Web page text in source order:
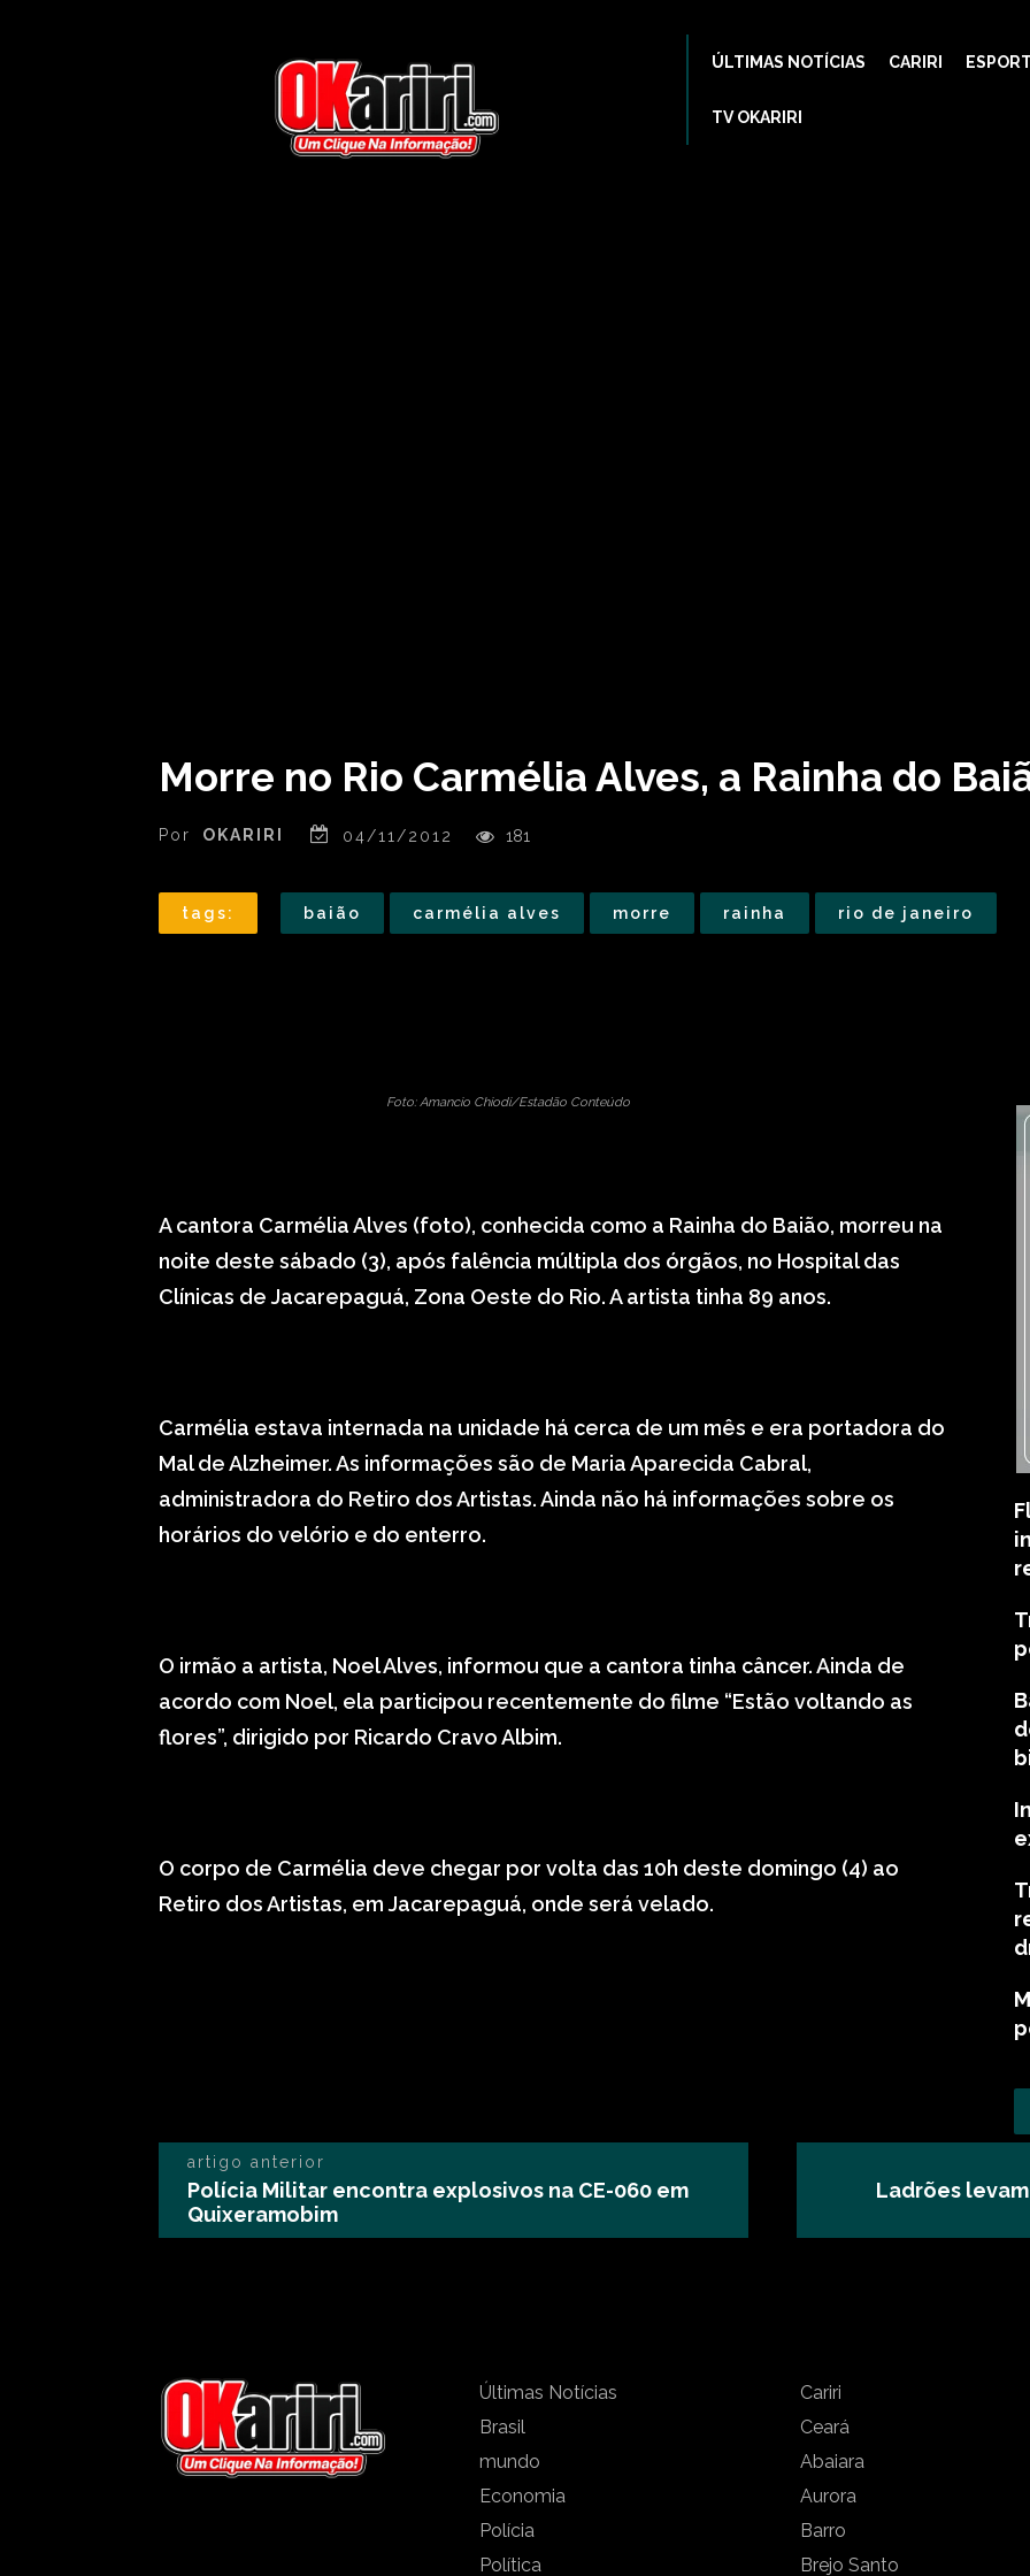
ÚLTIMAS NOTÍCIAS CARIRI
TV OKARIRI
Morre no Rio Carmélia Alves, a Rainha do
Por OKARIRI 04/11/2012 181
tags: baião carmélia alves morre rainha rio de janeiro
Foto: Amancio Chiodi/Estadão Conteúdo
A cantora Carmélia Alves (foto), conhecida como a Rainha do Baião, morreu na
noite deste sábado (3), após falência múltipla dos órgãos, no Hospital das
Clínicas de Jacarepaguá, Zona Oeste do Rio. A artista tinha 89 anos.
Carmélia estava internada na unidade há cerca de um mês e era portadora do
Mal de Alzheimer. As informações são de Maria Aparecida Cabral,
administradora do Retiro dos Artistas. Ainda não há informações sobre os
horários do velório e do enterro.
O irmão a artista, Noel Alves, informou que a cantora tinha câncer. Ainda de
acordo com Noel, ela participou recentemente do filme “Estão voltando as
flores”, dirigido por Ricardo Cravo Albim.
O corpo de Carmélia deve chegar por volta das 10h deste domingo (4) ao
Retiro dos Artistas, em Jacarepaguá, onde será velado.
artigo anterior
Polícia Militar encontra explosivos na CE-060 em
Quixeramobim
Ladrões
Últimas Notícias
Brasil
mundo
Economia
Polícia
Política
Cariri
Ceará
Abaiara
Aurora
Barro
Brejo Santo